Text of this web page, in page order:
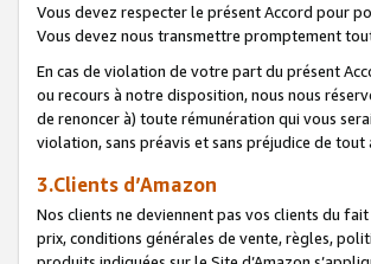
Vous devez respecter le présent Accord pour
Vous devez nous transmettre promptement
En cas de violation de votre part du présent
ou recours à notre disposition, nous nous
de renoncer à) toute rémunération qui vous
violation, sans préavis et sans préjudice de
3.Clients d’Amazon
Nos clients ne deviennent pas vos clients du
prix, conditions générales de vente, règles,